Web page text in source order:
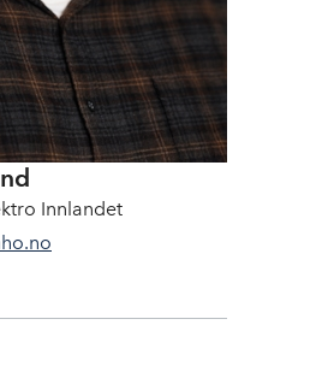
Innlandet